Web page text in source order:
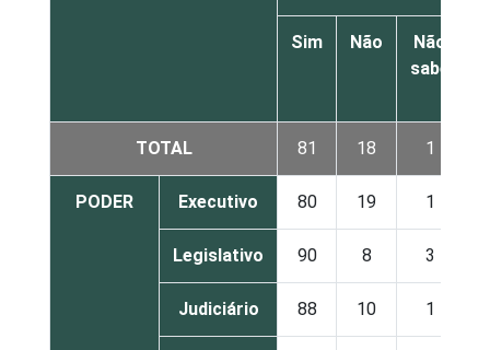
Sim Não
Não
sabe
TOTAL 81 18 1
PODER Executivo 80 19 1
Legislativo 90 8 3
Judiciário 88 10 1